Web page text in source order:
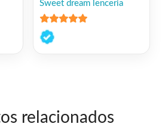
Sweet dream lenceria
5de 5
relacionados